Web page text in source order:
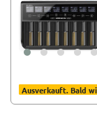
Ausverkauft. Bald